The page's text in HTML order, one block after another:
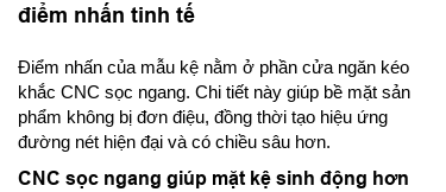
điểm nhấn tinh tế
Điểm nhấn của mẫu kệ nằm ở phần cửa ngăn kéo
khắc CNC sọc ngang. Chi tiết này giúp bề mặt sản
phẩm không bị đơn điệu, đồng thời tạo hiệu ứng
đường nét hiện đại và có chiều sâu hơn.
CNC sọc ngang giúp mặt kệ sinh động hơn